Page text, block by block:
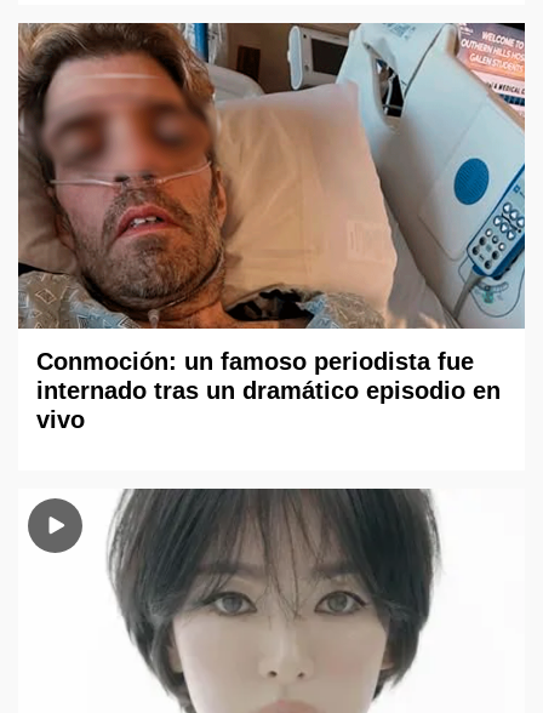
Conmoción: un famoso periodista fue
internado tras un dramático episodio en
vivo